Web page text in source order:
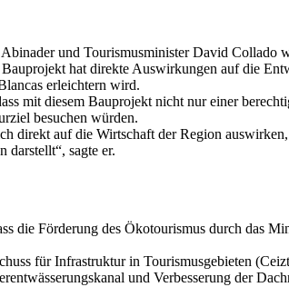
und Tourismusminister David Collado
hat direkte Auswirkungen auf die
erleichtern wird.
mit diesem Bauprojekt nicht nur einer
besuchen würden.
direkt auf die Wirtschaft der Region
darstellt“, sagte er.
die Förderung des Ökotourismus durch das
für Infrastruktur in Tourismusgebieten
und Verbesserung der